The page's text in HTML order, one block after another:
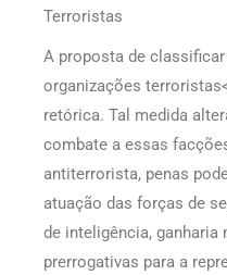
Terroristas
A proposta de classificar
organizações
retórica. Tal medida
combate a essas
antiterrorista, penas
atuação das forças de
de inteligência, ganharia
prerrogativas para a